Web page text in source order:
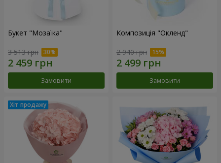
Букет "Мозаїка"
3 513 грн
Замовити
Композиція "Окленд"
2 940 грн
Замовити